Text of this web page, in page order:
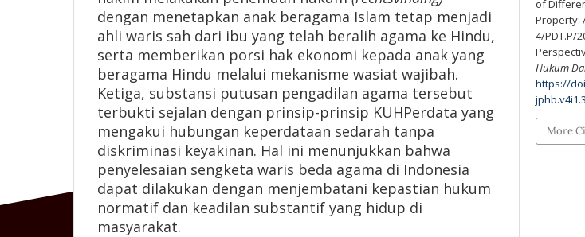
dengan menetapkan anak beragama Islam tetap menjadi
ahli waris sah dari ibu yang telah beralih agama ke Hindu,
serta memberikan porsi hak ekonomi kepada anak yang
beragama Hindu melalui mekanisme wasiat wajibah.
Ketiga, substansi putusan pengadilan agama tersebut
terbukti sejalan dengan prinsip-prinsip KUHPerdata yang
mengakui hubungan keperdataan sedarah tanpa
diskriminasi keyakinan. Hal ini menunjukkan bahwa
penyelesaian sengketa waris beda agama di Indonesia
dapat dilakukan dengan menjembatani kepastian hukum
normatif dan keadilan substantif yang hidup di
masyarakat.
of
Property:
4/PDT.P/
Hukum
https://
More